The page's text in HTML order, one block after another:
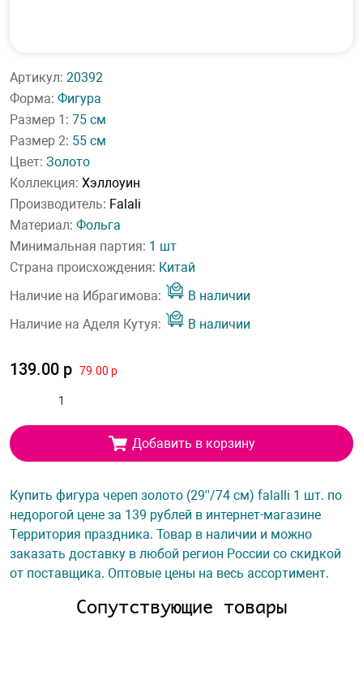
Артикул: 20392
Форма: Фигура
Размер 1: 75 см
Размер 2: 55 см
Цвет: Золото
Коллекция: Хэллоуин
Производитель: Falali
Материал: Фольга
Минимальная партия: 1 шт
Страна происхождения: Китай
Наличие на Ибрагимова:
В наличии
Наличие на Аделя Кутуя:
В наличии
139.00 р 79.00 р
Добавить в корзину
Купить фигура череп золото (29''/74 см) falalli 1 шт. по
недорогой цене за 139 рублей в интернет-магазине
Территория праздника. Товар в наличии и можно
заказать доставку в любой регион России со скидкой
от поставщика. Оптовые цены на весь ассортимент.
Сопутствующие товары